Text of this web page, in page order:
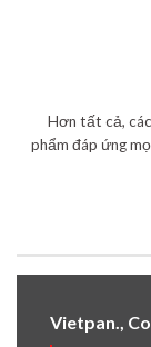
Hơn tất cả,
phẩm đáp ứng
Vietpan.,